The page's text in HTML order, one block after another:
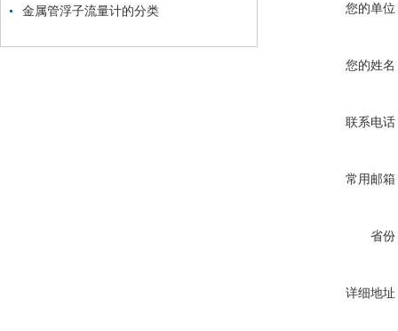
金属管浮子流量计的分类 您的单位
您的姓名
联系电话
常用邮箱
省份
详细地址